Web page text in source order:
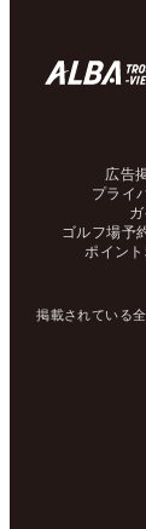
広告
プライ
ゴルフ場予
ポイン
掲載されている